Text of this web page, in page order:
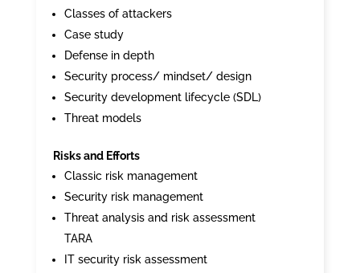
Classes of attackers
Case study
Defense in depth
Security process/ mindset/ design
Security development lifecycle (SDL)
Threat models
Risks and Efforts
Classic risk management
Security risk management
Threat analysis and risk assessment
TARA
IT security risk assessment